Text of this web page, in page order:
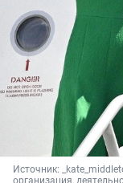
Источник:
организация,